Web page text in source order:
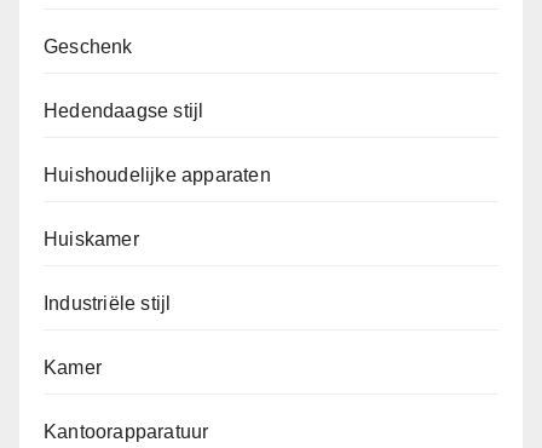
Geschenk
Hedendaagse stijl
Huishoudelijke apparaten
Huiskamer
Industriële stijl
Kamer
Kantoorapparatuur